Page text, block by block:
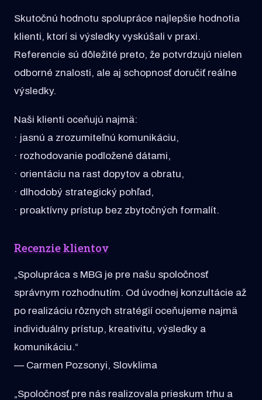
Skutočnú hodnotu spolupráce najlepšie hodnotia
klienti, ktorí si výsledky vyskúšali v praxi.
Referencie sú dôležité preto, že potvrdzujú nielen
odborné znalosti, ale aj schopnosť doručiť reálne
výsledky.
Naši klienti oceňujú najmä:
· jasnú a zrozumiteľnú komunikáciu,
· rozhodovanie podložené dátami,
· orientáciu na rast dopytov a obratu,
· dlhodobý strategický pohľad,
· proaktívny prístup bez zbytočných formalít.
Recenzie klientov
„Spolupráca s MBG je pre našu spoločnosť
správnym rozhodnutím. Od úvodnej konzultácie až
po realizáciu rôznych stratégií oceňujeme najmä
individuálny prístup, kreativitu, výsledky a
komunikáciu.“
— Carmen Pozsonyi, Slovklima
„Spoločnosť pre nás realizovala prieskum trhu a